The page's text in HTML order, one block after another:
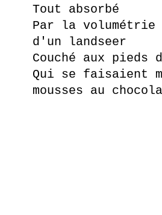
Tout absorbé
Par la volumétrie
d'un landseer
Couché aux pieds
Qui se faisaient
mousses au